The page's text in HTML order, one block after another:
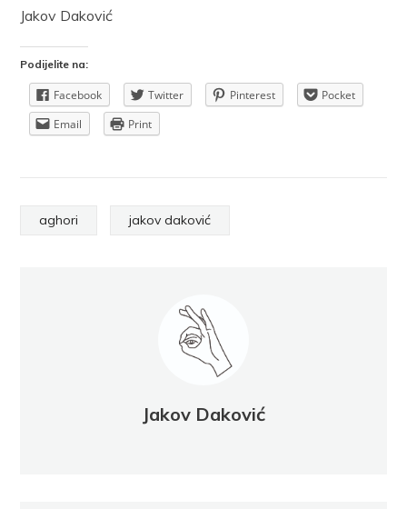
Jakov Daković
Podijelite na:
Facebook Twitter Pinterest
Pocket
Email
Print
aghori jakov daković
Jakov Daković